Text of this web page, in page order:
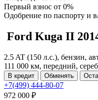
Первый взнос от 0%
Одобрение по паспорту и
Ford Kuga II
2.5 AT (150 л.с.), бензин,
111 000 км, передний,
В кредит Обменять
+7(499) 444-80-07
972 000 ₽